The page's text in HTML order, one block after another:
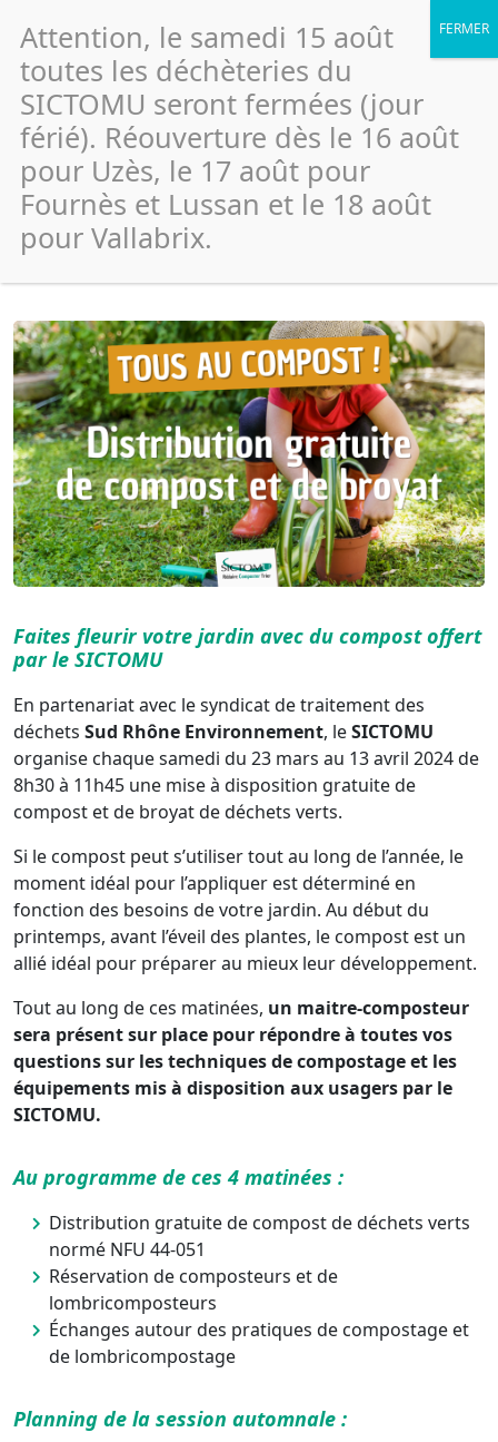
Compost et broyat, le rendez-
vous des jardiniers du pays
d’Uzès Pont du Gard
Faites fleurir votre jardin avec du compost offert
par le SICTOMU
En partenariat avec le syndicat de traitement des
déchets Sud Rhône Environnement, leSICTOMU
organise chaque samedi du 23 mars au 13 avril 2024 de
8h30 à 11h45 une mise à disposition gratuite de
compost et de broyat de déchets verts.
Si le compost peut s’utiliser tout au long de l’année, le
moment idéal pour l’appliquer est déterminé en
fonction des besoins de votre jardin. Au début du
printemps, avant l’éveil des plantes, le compost est un
allié idéal pour préparer au mieux leur développement.
Tout au long de ces matinées, un maitre-composteur
sera présent sur place pour répondre à toutes vos
questions sur les techniques de compostage et les
équipements mis à disposition aux usagers par le
SICTOMU.
Au programme de ces 4 matinées :
Distribution gratuite de compost de déchets verts
normé NFU 44-051
Réservation de composteurs et de
lombricomposteurs
Échanges autour des pratiques de compostage et
de lombricompostage
Planning de la session automnale :
Attention, le samedi 15 août
toutes les déchèteries du
SICTOMU seront fermées (jour
férié). Réouverture dès le 16 août
pour Uzès, le 17 août pour
Fournès et Lussan et le 18 août
pour Vallabrix.